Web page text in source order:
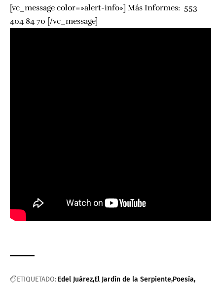
[vc_message color=»alert-info»] Más Informes: 553
404 84 70 [/vc_message]
ETIQUETADO: Edel Juárez El Jardín de la Serpiente Poesía